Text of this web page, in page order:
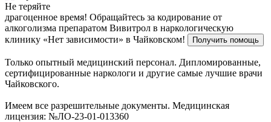
Не теряйте
драгоценное время! Обращайтесь за кодирование от
алкоголизма препаратом Вивитрол в наркологическую
клинику «Нет зависимости» в Чайковском!
Получить помощь
Только опытный медицинский персонал. Дипломированные,
сертифицированные наркологи и другие самые лучшие врачи
Чайковского.
Имеем все разрешительные документы. Медицинская
лицензия: №ЛО-23-01-013360